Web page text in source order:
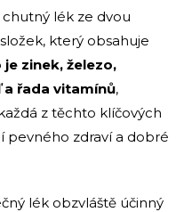
lék ze dvou
který obsahuje
je zinek, železo,
a řada vitamínů,
z těchto klíčových
pevného zdraví a dobré
lék obzvláště účinný